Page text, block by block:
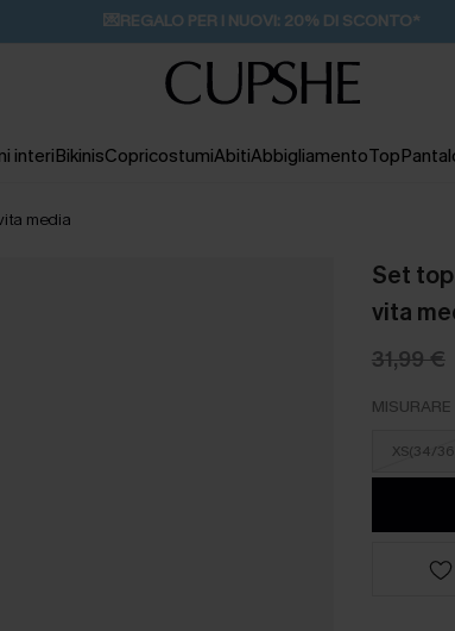
💌REGALO PER I NUOVI: 20% DI SCONTO*
interiBikinisCopricostumiAbitiAbbigliamentoTop
media
Set
vita
31,99 €
MISURARE
XS(34/